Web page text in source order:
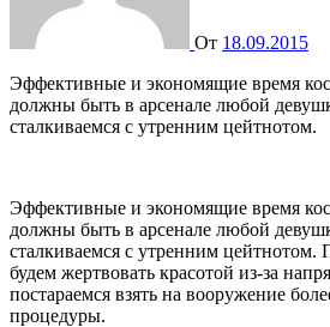
От 18.09.2015
Эффективные и экономящие время косметические процедуры
должны быть в арсенале любой
сталкиваемся с утренним цейтнотом.
Эффективные и экономящие время
должны быть в арсенале любой
сталкиваемся с утренним цейтнотом.
будем жертвовать красотой из-за
постараемся взять на вооружение
процедуры.